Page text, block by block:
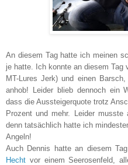
An diesem Tag hatte ich meinen
je hatte. Ich konnte an diesem Tag
MT-Lures Jerk) und einen
anhob! Leider blieb dennoch ein
dass die Aussteigerquote trotz
Prozent und mehr. Leider musste
denn tatsächlich hatte ich
Angeln!
Auch Dennis hatte an diesem
Hecht vor einem Seerosenfeld,